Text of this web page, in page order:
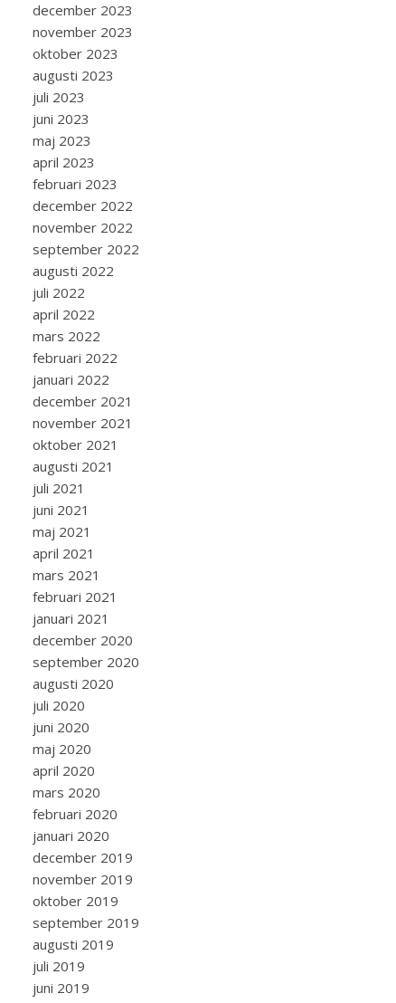
december 2023
november 2023
oktober 2023
augusti 2023
juli 2023
juni 2023
maj 2023
april 2023
februari 2023
december 2022
november 2022
september 2022
augusti 2022
juli 2022
april 2022
mars 2022
februari 2022
januari 2022
december 2021
november 2021
oktober 2021
augusti 2021
juli 2021
juni 2021
maj 2021
april 2021
mars 2021
februari 2021
januari 2021
december 2020
september 2020
augusti 2020
juli 2020
juni 2020
maj 2020
april 2020
mars 2020
februari 2020
januari 2020
december 2019
november 2019
oktober 2019
september 2019
augusti 2019
juli 2019
juni 2019